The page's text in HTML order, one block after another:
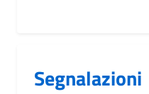
Segnalazioni